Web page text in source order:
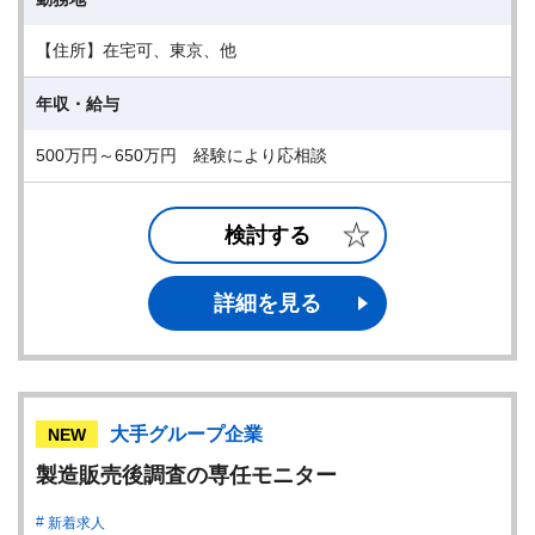
【住所】在宅可、東京、他
年収・給与
500万円～650万円 経験により応相談
検討する
詳細を見る
NEW 大手グループ企業
製造販売後調査の専任モニター
新着求人